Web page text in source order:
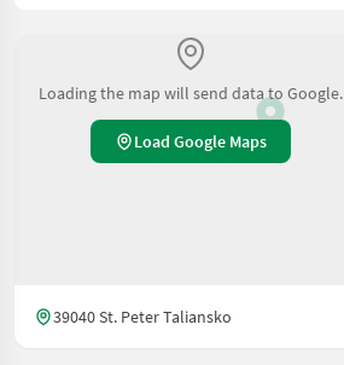
Loading the map will send data to Google.
Load Google Maps
39040 St. Peter Taliansko